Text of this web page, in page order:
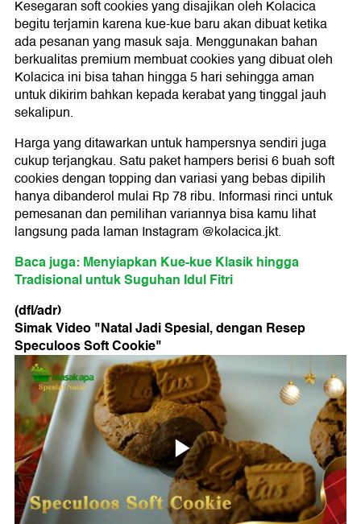
Kesegaran soft cookies yang disajikan oleh Kolacica
begitu terjamin karena kue-kue baru akan dibuat ketika
ada pesanan yang masuk saja. Menggunakan bahan
berkualitas premium membuat cookies yang dibuat oleh
Kolacica ini bisa tahan hingga 5 hari sehingga aman
untuk dikirim bahkan kepada kerabat yang tinggal jauh
sekalipun.
Harga yang ditawarkan untuk hampersnya sendiri juga
cukup terjangkau. Satu paket hampers berisi 6 buah soft
cookies dengan topping dan variasi yang bebas dipilih
hanya dibanderol mulai Rp 78 ribu. Informasi rinci untuk
pemesanan dan pemilihan variannya bisa kamu lihat
langsung pada laman Instagram @kolacica.jkt.
Baca juga: Menyiapkan Kue-kue Klasik hingga
Tradisional untuk Suguhan Idul Fitri
(dfl/adr)
Simak Video "Natal Jadi Spesial, dengan Resep
Speculoos Soft Cookie"